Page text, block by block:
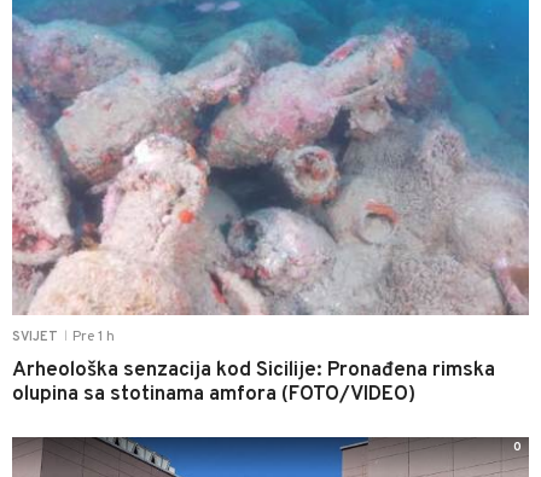
SVIJET Pre 1 h
Arheološka senzacija kod Sicilije: Pronađena rimska
olupina sa stotinama amfora (FOTO/VIDEO)
0